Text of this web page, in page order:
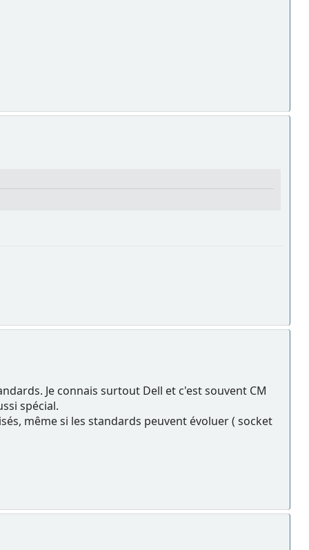
Je connais surtout Dell et c'est souvent CM
spécial.
même si les standards peuvent évoluer ( socket